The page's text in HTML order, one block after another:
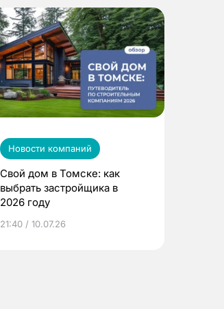
Новости компаний
Свой дом в Томске: как
выбрать застройщика в
2026 году
21:40 / 10.07.26